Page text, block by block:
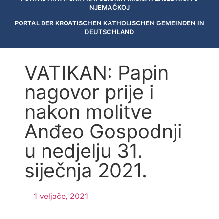
NJEMAČKOJ
PORTAL DER KROATISCHEN KATHOLISCHEN GEMEINDEN IN
DEUTSCHLAND
VATIKAN: Papin
nagovor prije i
nakon molitve
Anđeo Gospodnji
u nedjelju 31.
siječnja 2021.
1 veljače, 2021